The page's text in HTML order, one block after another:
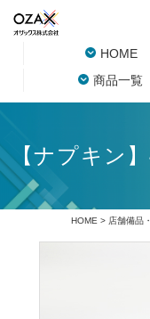
HOME
商品一覧
【ナプキン
HOME > 店舗備品